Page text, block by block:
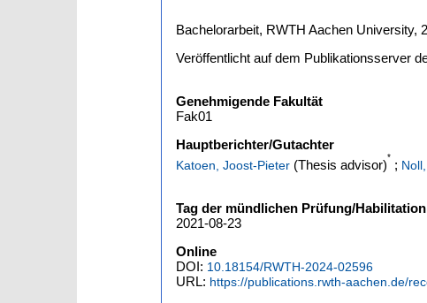
Bachelorarbeit, RWTH Aachen University,
Veröffentlicht auf dem Publikationsserver
Genehmigende Fakultät
Fak01
Hauptberichter/Gutachter
Katoen, Joost-Pieter (Thesis advisor)
*
;
Tag der mündlichen Prüfung/Habilitation
2021-08-23
Online
DOI: 10.18154/RWTH-2024-02596
URL: https://publications.rwth-aachen.de/